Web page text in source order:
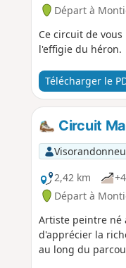
Départ à
Ce circuit de
l'effigie du héron.
Télécharger le
Circuit
2,42 km
Départ à
Artiste peintre né
d'apprécier la
au long du